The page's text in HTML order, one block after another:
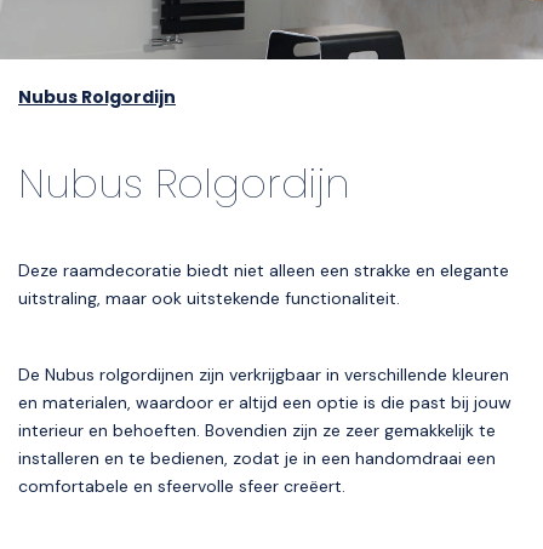
Nubus Rolgordijn
Nubus Rolgordijn
Deze raamdecoratie biedt niet alleen een strakke en elegante
uitstraling, maar ook uitstekende functionaliteit.
De Nubus rolgordijnen zijn verkrijgbaar in verschillende kleuren
en materialen, waardoor er altijd een optie is die past bij jouw
interieur en behoeften. Bovendien zijn ze zeer gemakkelijk te
installeren en te bedienen, zodat je in een handomdraai een
comfortabele en sfeervolle sfeer creëert.